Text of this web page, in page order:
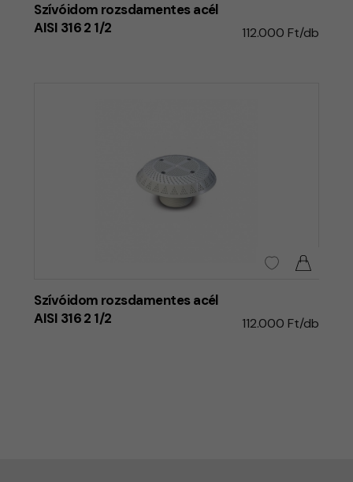
Szívóidom rozsdamentes acél
AISI 316 2 1/2
112.000 Ft/db
Szívóidom rozsdamentes acél
AISI 316 2 1/2
112.000 Ft/db